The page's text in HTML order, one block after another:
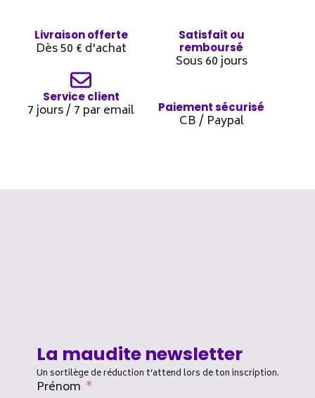
Livraison offerte
Dès 50 € d'achat
Satisfait ou
remboursé
Sous 60 jours
Service client
7 jours / 7 par email Paiement sécurisé
CB / Paypal
La maudite newsletter
Un sortilège de réduction t’attend lors de ton inscription.
Prénom